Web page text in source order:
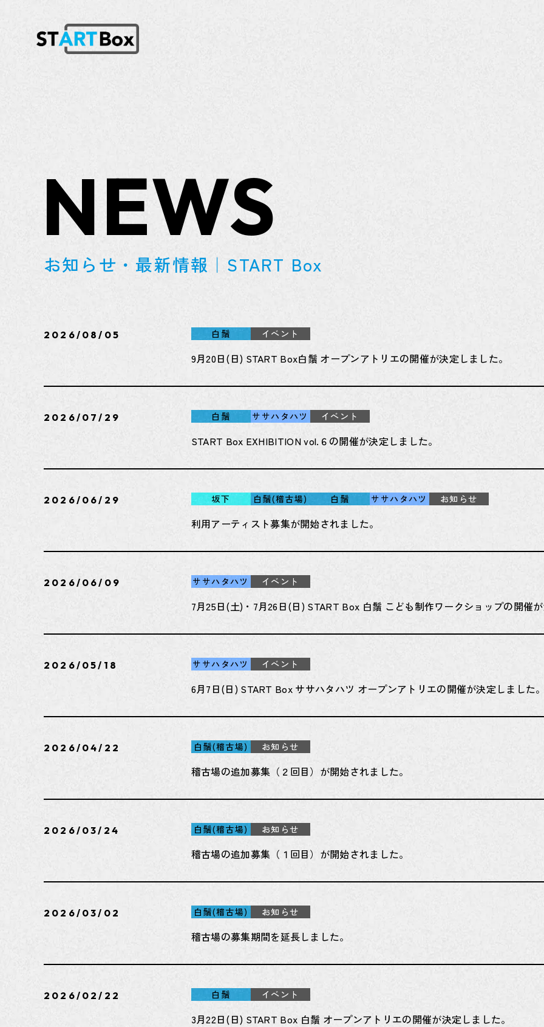
NEWS
お知らせ・最新情報｜START Box
2026/08/05 白鬚 イベント
9月20日(日) START Box白鬚 オープンアトリエの開催が決定しました。
2026/07/29 白鬚 ササハタハツ イベント
START Box EXHIBITION vol.６の開催が決定しました。
2026/06/29 坂下 白鬚(稽古場) 白鬚 ササハタハツ お知らせ
利用アーティスト募集が開始されました。
2026/06/09 ササハタハツ イベント
7月25日(土)・7月26日(日) START Box 白鬚 こども制作ワークショップの開催
2026/05/18 ササハタハツ イベント
6月7日(日) START Box ササハタハツ オープンアトリエの開催が決定しました
2026/04/22 白鬚(稽古場) お知らせ
稽古場の追加募集（２回目）が開始されました。
2026/03/24 白鬚(稽古場) お知らせ
稽古場の追加募集（１回目）が開始されました。
2026/03/02 白鬚(稽古場) お知らせ
稽古場の募集期間を延長しました。
2026/02/22 白鬚 イベント
3月22日(日) START Box 白鬚 オープンアトリエの開催が決定しました。